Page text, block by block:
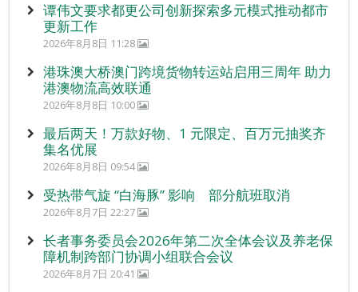
谭伟文要求都更公司创新探索多元模式推动都市
更新工作
2026年8月8日 11:28
港珠澳大桥澳门跨境货物转运站启用三周年 助力
港澳物流高效联通
2026年8月8日 10:00
最后两天！万款好物、1 元限定、百万元抽奖齐
集名优展
2026年8月8日 09:54
受热带气旋 “白海豚” 影响 部分航班取消
2026年8月7日 22:27
长者事务委员会2026年第二次全体会议及养老保
障机制跨部门协调小组联合会议
2026年8月7日 20:41